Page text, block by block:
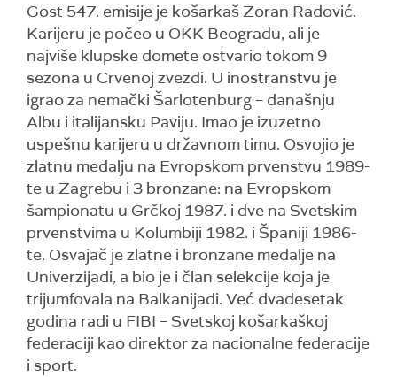
Gost 547. emisije je košarkaš Zoran Radović.
Karijeru je počeo u OKK Beogradu, ali je
najviše klupske domete ostvario tokom 9
sezona u Crvenoj zvezdi. U inostranstvu je
igrao za nemački Šarlotenburg – današnju
Albu i italijansku Paviju. Imao je izuzetno
uspešnu karijeru u državnom timu. Osvojio je
zlatnu medalju na Evropskom prvenstvu 1989-
te u Zagrebu i 3 bronzane: na Evropskom
šampionatu u Grčkoj 1987. i dve na Svetskim
prvenstvima u Kolumbiji 1982. i Španiji 1986-
te. Osvajač je zlatne i bronzane medalje na
Univerzijadi, a bio je i član selekcije koja je
trijumfovala na Balkanijadi. Već dvadesetak
godina radi u FIBI – Svetskoj košarkaškoj
federaciji kao direktor za nacionalne federacije
i sport.